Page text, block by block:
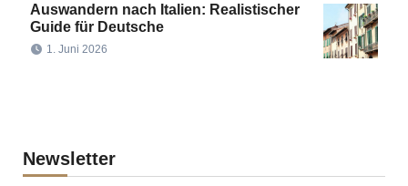
Auswandern nach Italien: Realistischer
Guide für Deutsche
1. Juni 2026
Newsletter